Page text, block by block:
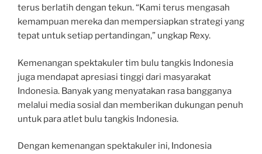
terus berlatih dengan tekun. “Kami terus mengasah
kemampuan mereka dan mempersiapkan strategi yang
tepat untuk setiap pertandingan,” ungkap Rexy.
Kemenangan spektakuler tim bulu tangkis Indonesia
juga mendapat apresiasi tinggi dari masyarakat
Indonesia. Banyak yang menyatakan rasa bangganya
melalui media sosial dan memberikan dukungan penuh
untuk para atlet bulu tangkis Indonesia.
Dengan kemenangan spektakuler ini, Indonesia